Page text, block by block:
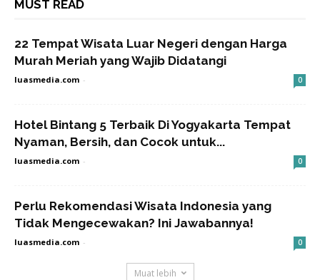
MUST READ
22 Tempat Wisata Luar Negeri dengan Harga
Murah Meriah yang Wajib Didatangi
luasmedia.com - 0
Hotel Bintang 5 Terbaik Di Yogyakarta Tempat
Nyaman, Bersih, dan Cocok untuk...
luasmedia.com - 0
Perlu Rekomendasi Wisata Indonesia yang
Tidak Mengecewakan? Ini Jawabannya!
luasmedia.com - 0
Muat lebih